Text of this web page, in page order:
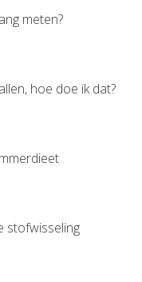
meten?
hoe doe ik dat?
stofwisseling